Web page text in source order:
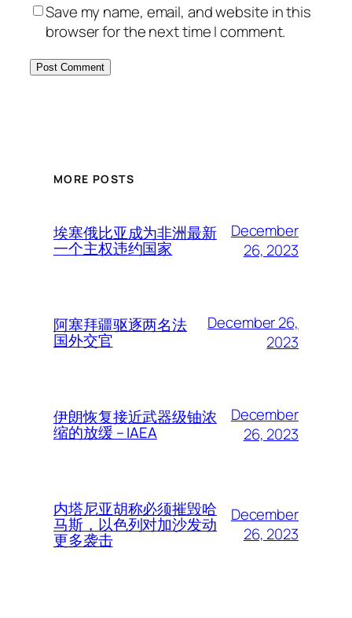
Save my name, email, and website in this
browser for the next time I comment.
MORE POSTS
埃塞俄比亚成为非洲最新
一个主权违约国家
December
26, 2023
阿塞拜疆驱逐两名法
国外交官
December 26,
2023
伊朗恢复接近武器级铀浓
缩的放缓 – IAEA
December
26, 2023
内塔尼亚胡称必须摧毁哈
马斯，以色列对加沙发动
更多袭击
December
26, 2023